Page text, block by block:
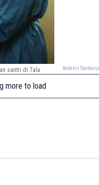
Redaksi
santri di Tala.
more to load